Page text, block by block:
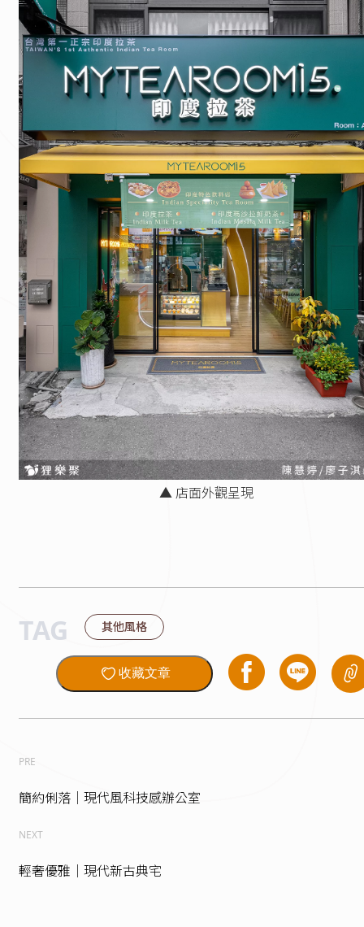
▲ 店面外觀呈現
TAG 其他風格
收藏文章
PRE
簡約俐落｜現代風科技感辦公室
NEXT
輕奢優雅｜現代新古典宅